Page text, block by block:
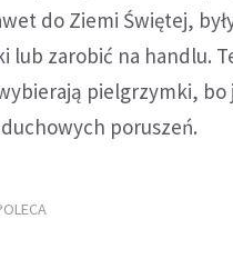
do Ziemi Świętej,
lub zarobić na handlu.
pielgrzymki, bo
poruszeń.